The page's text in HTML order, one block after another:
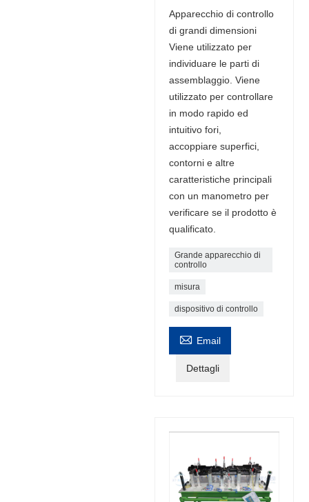
Apparecchio di controllo
di grandi dimensioni
Viene utilizzato per
individuare le parti di
assemblaggio. Viene
utilizzato per controllare
in modo rapido ed
intuitivo fori,
accoppiare superfici,
contorni e altre
caratteristiche principali
con un manometro per
verificare se il prodotto è
qualificato.
Grande apparecchio di
controllo
misura
dispositivo di controllo
 Email
Dettagli